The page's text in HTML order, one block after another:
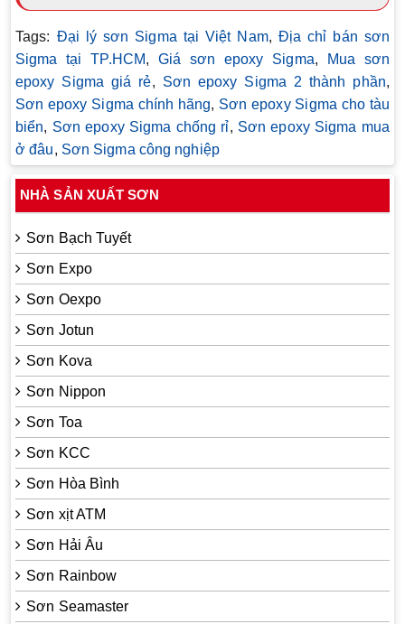
Tags: Đại lý sơn Sigma tại Việt Nam, Địa chỉ bán sơn
Sigma tại TP.HCM, Giá sơn epoxy Sigma,
Mua sơn
epoxy Sigma giá rẻ, Sơn epoxy Sigma 2 thành phần,
Sơn epoxy Sigma chính hãng, Sơn epoxy Sigma cho tàu
biển, Sơn epoxy Sigma chống rỉ, Sơn epoxy Sigma mua
ở đâu, Sơn Sigma công nghiệp
NHÀ SẢN XUẤT SƠN
Sơn Bạch Tuyết
Sơn Expo
Sơn Oexpo
Sơn Jotun
Sơn Kova
Sơn Nippon
Sơn Toa
Sơn KCC
Sơn Hòa Bình
Sơn xịt ATM
Sơn Hải Âu
Sơn Rainbow
Sơn Seamaster